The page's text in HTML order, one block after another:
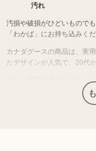
汚れ
汚損や破損がひどいもので
「わかば」にお持ち込みくだ
カナダグースの商品は、実
たデザインが人気で、20代
また、品質の高さやブラン